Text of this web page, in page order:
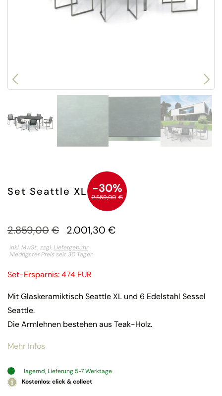
Set Seattle XL -30%
2.859,00 €
2.859,00€
Ursprünglicher
Preis
2.859,00€
2.001,30 €
Aktueller
Preis
2.001,30€.
inkl. MwSt., zzgl.Liefergebühr
Niedrigster Preis seit 30 Tagen
Set-Ersparnis: 474 EUR
Mit Glaskeramiktisch Seattle XL und 6 Edelstahl Sessel
Seattle.
Die Armlehnen bestehen aus Teak-Holz.
Mehr Infos
lagernd, Lieferung 5-7 Werktage
Kostenlos: click & collect